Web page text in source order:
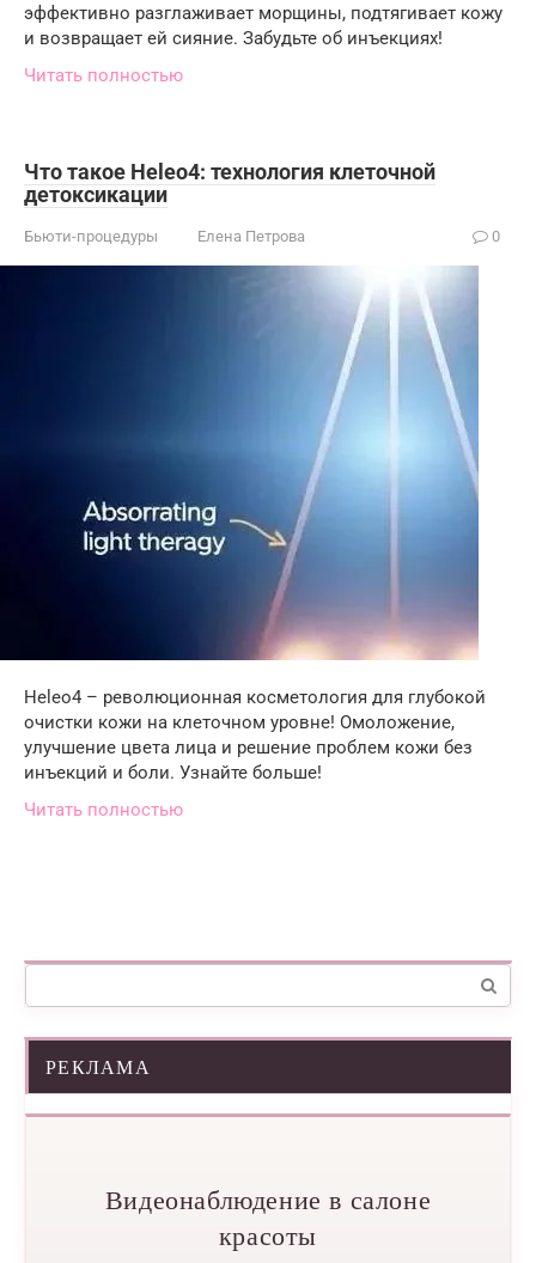
эффективно разглаживает морщины, подтягивает кожу
и возвращает ей сияние. Забудьте об инъекциях!
Читать полностью
Что такое Heleo4: технология клеточной
детоксикации
Бьюти-процедуры Елена Петрова 0
Heleo4 – революционная косметология для глубокой
очистки кожи на клеточном уровне! Омоложение,
улучшение цвета лица и решение проблем кожи без
инъекций и боли. Узнайте больше!
Читать полностью
Поиск:
РЕКЛАМА
Видеонаблюдение в салоне
красоты